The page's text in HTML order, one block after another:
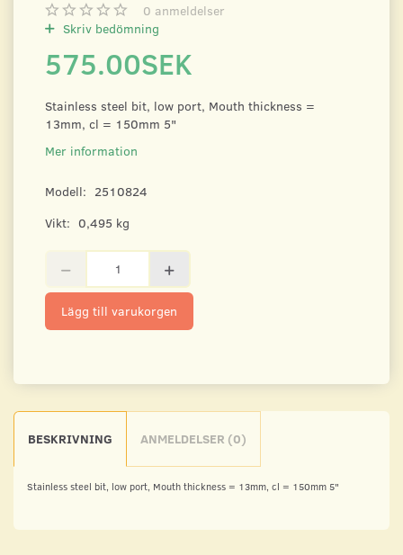
0 anmeldelser
Skriv bedömning
575.00SEK
Stainless steel bit, low port, Mouth thickness =
13mm, cl = 150mm 5"
Mer information
Modell: 2510824
Vikt: 0,495 kg
Lägg till varukorgen
BESKRIVNING ANMELDELSER (0)
Stainless steel bit, low port, Mouth thickness = 13mm, cl = 150mm 5"